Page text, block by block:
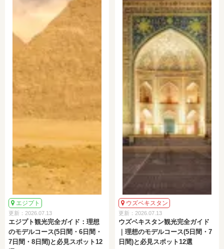
エジプト
更新：2026.07.13
エジプト観光完全ガイド：理想
のモデルコース(5日間・6日間・
7日間・8日間)と必見スポット12
ウズベキスタン
更新：2026.07.13
ウズベキスタン観光完全ガイド
｜理想のモデルコース(5日間・7
日間)と必見スポット12選